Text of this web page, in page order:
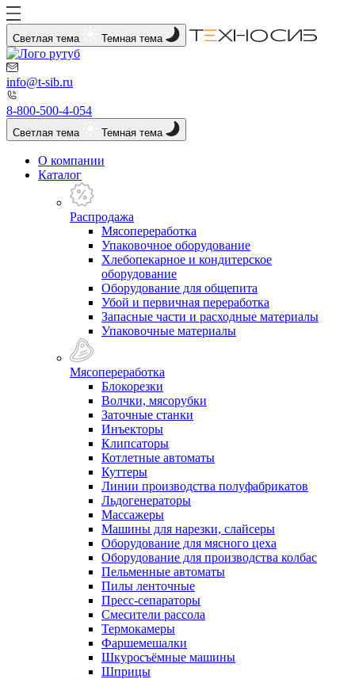
Светлая тема Темная тема
info@t-sib.ru
8-800-500-4-054
Светлая тема Темная тема
О компании
Каталог
Распродажа
Мясопереработка
Упаковочное оборудование
Хлебопекарное и кондитерское
оборудование
Оборудование для общепита
Убой и первичная переработка
Запасные части и расходные материалы
Упаковочные материалы
Мясопереработка
Блокорезки
Волчки, мясорубки
Заточные станки
Инъекторы
Клипсаторы
Котлетные автоматы
Куттеры
Линии производства полуфабрикатов
Льдогенераторы
Массажеры
Машины для нарезки, слайсеры
Оборудование для мясного цеха
Оборудование для производства колбас
Пельменные автоматы
Пилы ленточные
Пресс-сепараторы
Смесители рассола
Термокамеры
Фаршемешалки
Шкуросъёмные машины
Шприцы